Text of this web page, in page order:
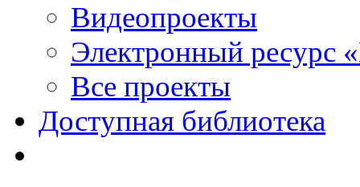
Видеопроекты
Электронный ресурс
Все проекты
Доступная библиотека